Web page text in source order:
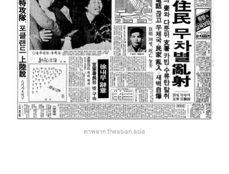
ภาพจาก theasian.asia